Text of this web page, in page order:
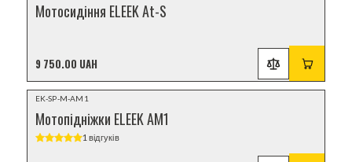
Мотосидіння ELEEK At-S
9 750.00 UAH
НОВИНКА
EK-SP-M-AM1
Мотопідніжки ELEEK AM1
1 відгуків